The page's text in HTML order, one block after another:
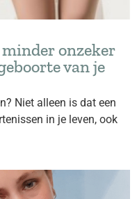
onzeker
van je
Niet alleen is dat een
in je leven, ook